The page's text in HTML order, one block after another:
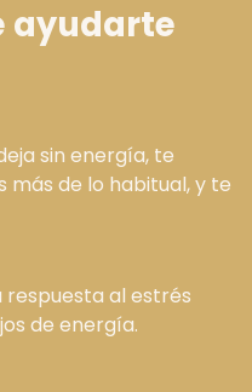
ayudarte
sin energía, te
de lo habitual, y te
respuesta al estrés
de energía.